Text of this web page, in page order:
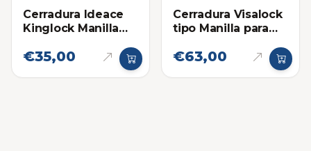
Cerradura Ideace
Kinglock Manilla
€35,00
Cerradura Visalock
tipo Manilla para
€63,00